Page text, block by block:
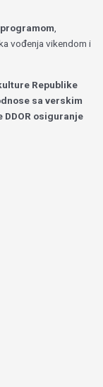
vođenja vikendom i
Republike
sa verskim
osiguranje